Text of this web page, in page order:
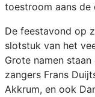
toestroom aans de
De feestavond op
slotstuk van het
Grote namen
zangers Frans
Akkrum, en ook